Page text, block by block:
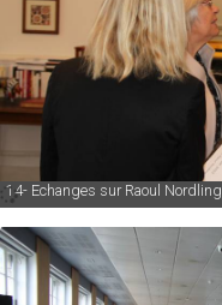
14- Echanges sur Raoul Nordling